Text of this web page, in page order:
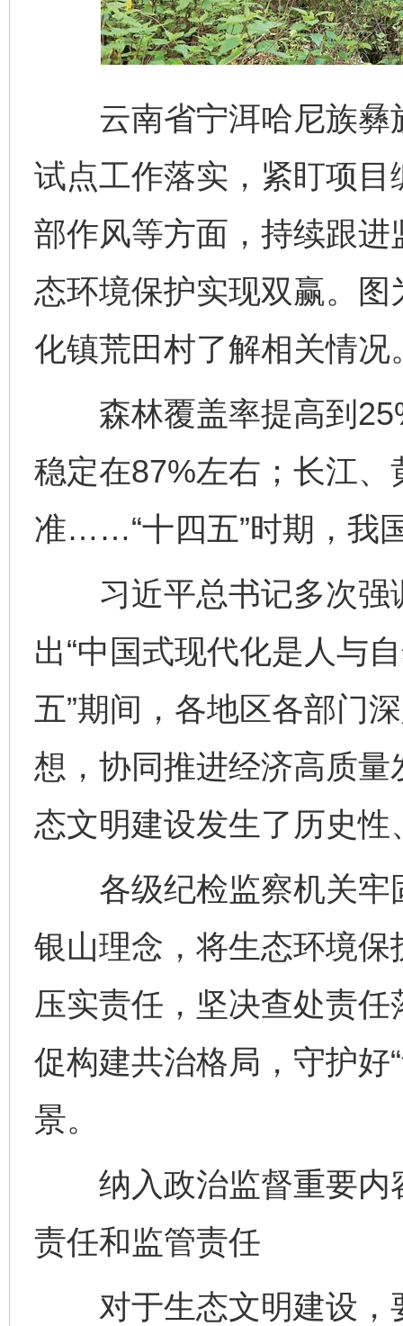
云南省宁洱哈尼族彝
试点工作落实，紧盯项
部作风等方面，持续跟
态环境保护实现双赢。
化镇荒田村了解相关情况
森林覆盖率提高到
稳定在87%左右；长江
准……“十四五”时期，我
习近平总书记多次强
出“中国式现代化是人与
五”期间，各地区各部门
想，协同推进经济高质
态文明建设发生了历史
各级纪检监察机关牢
银山理念，将生态环境
压实责任，坚决查处责
促构建共治格局，守护好
景。
纳入政治监督重要内
责任和监管责任
对于生态文明建设，